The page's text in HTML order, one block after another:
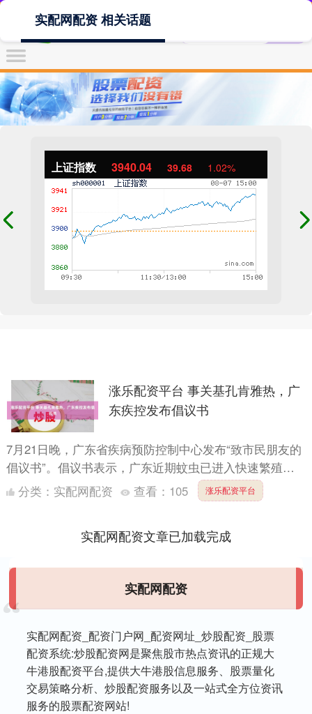
上证指数 3940.04 39.68 1.02%
实配网配资 相关话题
涨乐配资平台 事关基孔肯雅热，广
东疾控发布倡议书
7月21日晚，广东省疾病预防控制中心发布“致市民朋友的
倡议书”。倡议书表示，广东近期蚊虫已进入快速繁殖
期，广东省已发生基孔肯雅热疫情，登革热疫情也进入快
速上升期....
分类： 实配网配资 查看： 105 涨乐配资平台
实配网配资文章已加载完成
实配网配资
实配网配资_配资门户网_配资网址_炒股配资_股票
配资系统:炒股配资网是聚焦股市热点资讯的正规大
牛港股配资平台,提供大牛港股信息服务、股票量化
交易策略分析、炒股配资服务以及一站式全方位资讯
服务的股票配资网站!